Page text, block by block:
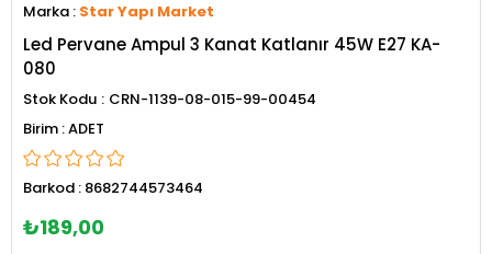
Marka : Star Yapı Market
Led Pervane Ampul 3 Kanat Katlanır 45W E27 KA-
080
Stok Kodu
CRN-1139-08-015-99-00454
ADET
Barkod : 8682744573464
₺189,00